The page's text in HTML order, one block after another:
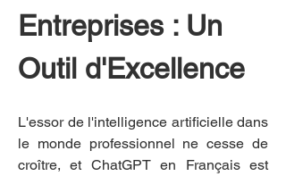
Entreprises : Un
Outil d'Excellence
L'essor de l'intelligence artificielle dans
le monde professionnel ne cesse de
croître, et ChatGPT en Français est